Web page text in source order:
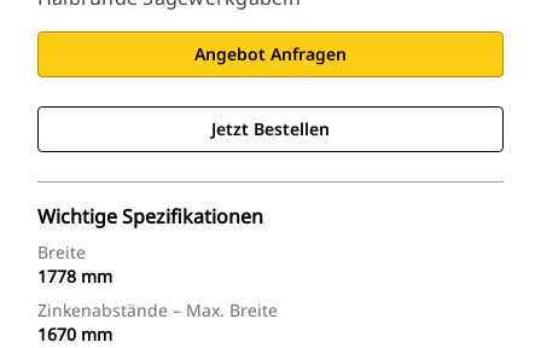
Angebot Anfragen
Jetzt Bestellen
Wichtige Spezifikationen
Breite
1778 mm
Zinkenabstände – Max. Breite
1670 mm